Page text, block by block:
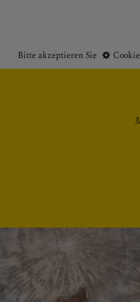
Bitte akzeptieren Sie